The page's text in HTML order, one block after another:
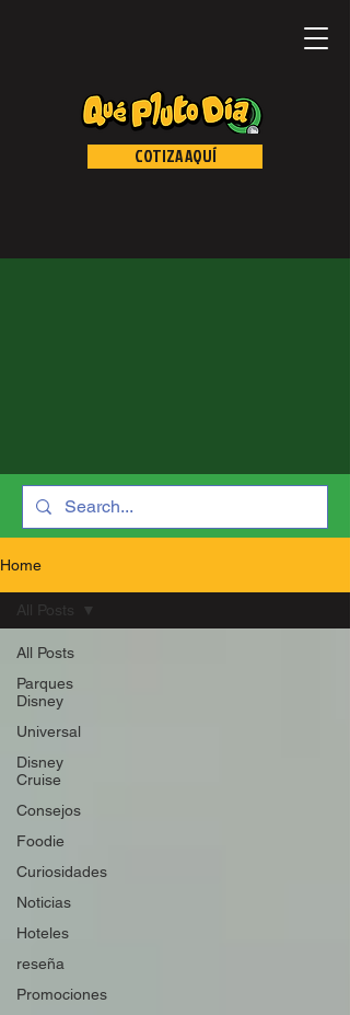
COTIZA AQUÍ
Home
All Posts
Parques
Disney
Universal
Disney
Cruise
Consejos
Foodie
Curiosidades
Noticias
Hoteles
reseña
Promociones
All Posts